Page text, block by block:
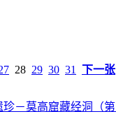
28 29 30 31 下一张